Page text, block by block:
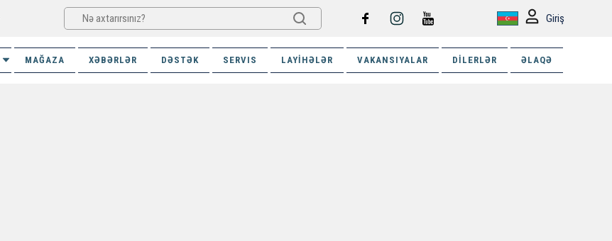
Giriş
MAĞAZA XƏBƏRLƏR DƏSTƏK SERVIS LAYIHƏLƏR VAKANSIYALAR DILERLƏR ƏLAQƏ